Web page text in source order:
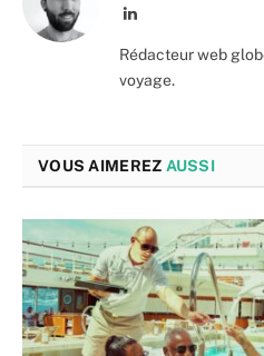
LinkedIn
Rédacteur web
voyage.
VOUS AIMEREZ AUSSI